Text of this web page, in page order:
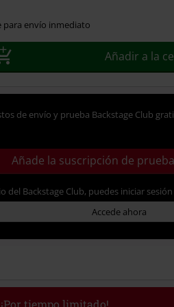
para envío inmediato
Añadir a la
de envío y prueba Backstage Club
Añade la suscripción de
del Backstage Club, puedes iniciar
Accede ahora
¡Por tiempo limitado!